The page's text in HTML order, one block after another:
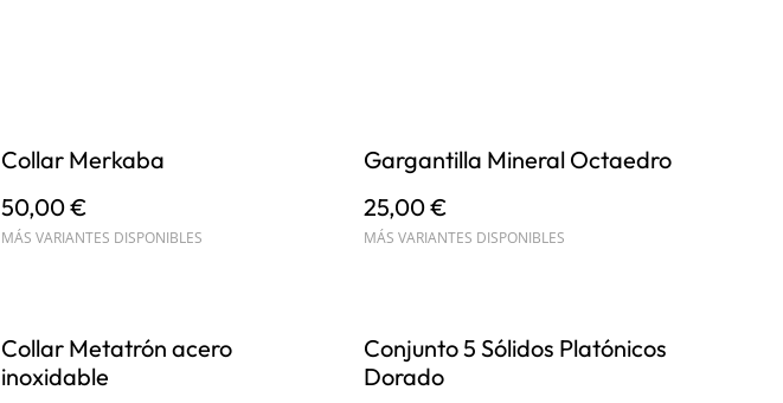
Collar Merkaba
50,00 €
MÁS VARIANTES DISPONIBLES
Gargantilla Mineral Octaedro
25,00 €
MÁS VARIANTES DISPONIBLES
Collar Metatrón acero
inoxidable
Conjunto 5 Sólidos Platónicos
Dorado